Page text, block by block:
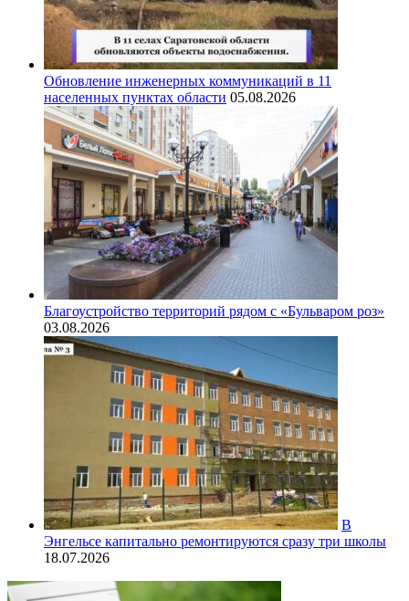
Обновление инженерных коммуникаций в 11
населенных пунктах области 05.08.2026
Благоустройство территорий рядом с «Бульваром роз»
03.08.2026
В
Энгельсе капитально ремонтируются сразу три школы
18.07.2026